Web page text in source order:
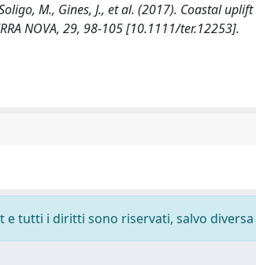
Soligo, M., Gines, J., et al. (2017). Coastal
NOVA, 29, 98-105 [10.1111/ter.12253].
tutti i diritti sono riservati, salvo diversa